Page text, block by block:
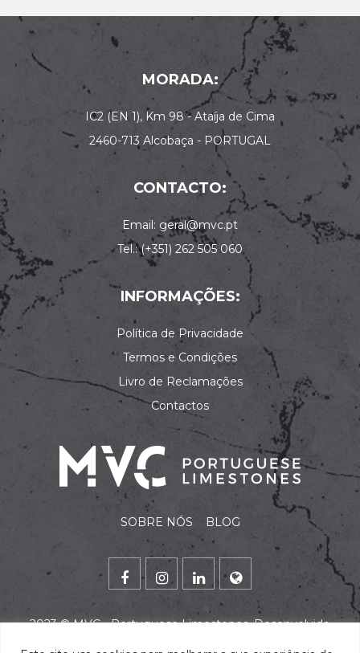
MORADA:
IC2 (EN 1), Km 98 - Ataíja de Cima
2460-713 Alcobaça - PORTUGAL
CONTACTO:
Email: geral@mvc.pt
Tel.: (+351) 262 505 060
INFORMAÇÕES:
Política de Privacidade
Termos e Condições
Livro de Reclamações
Contactos
SOBRE NÓS BLOG
2023 ©MVC - Portuguese Limestones. Desenvolvido